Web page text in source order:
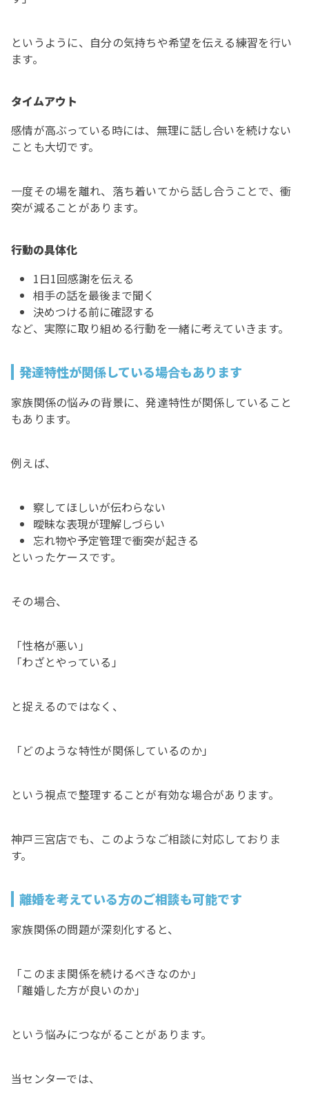
というように、自分の気持ちや希望を伝える練習を行い
ます。
タイムアウト
感情が高ぶっている時には、無理に話し合いを続けない
ことも大切です。
一度その場を離れ、落ち着いてから話し合うことで、衝
突が減ることがあります。
行動の具体化
1日1回感謝を伝える
相手の話を最後まで聞く
決めつける前に確認する
など、実際に取り組める行動を一緒に考えていきます。
発達特性が関係している場合もあります
家族関係の悩みの背景に、発達特性が関係していること
もあります。
例えば、
察してほしいが伝わらない
曖昧な表現が理解しづらい
忘れ物や予定管理で衝突が起きる
といったケースです。
その場合、
「性格が悪い」
「わざとやっている」
と捉えるのではなく、
「どのような特性が関係しているのか」
という視点で整理することが有効な場合があります。
神戸三宮店でも、このようなご相談に対応しておりま
す。
離婚を考えている方のご相談も可能です
家族関係の問題が深刻化すると、
「このまま関係を続けるべきなのか」
「離婚した方が良いのか」
という悩みにつながることがあります。
当センターでは、